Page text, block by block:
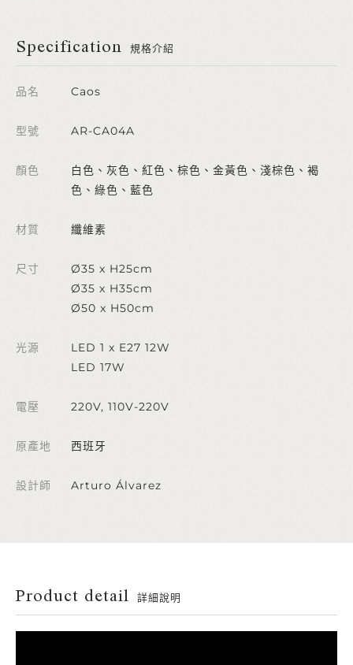
Specification 規格介紹
品名 Caos
型號 AR-CA04A
顏色
白色、灰色、紅色、棕色、金黃色、淺棕色、褐
色、綠色、藍色
材質 纖維素
尺寸
Ø35 x H25cm
Ø35 x H35cm
Ø50 x H50cm
光源
LED 1 x E27 12W
LED 17W
電壓 220V, 110V-220V
原產地 西班牙
設計師 Arturo Álvarez
Product detail 詳細說明